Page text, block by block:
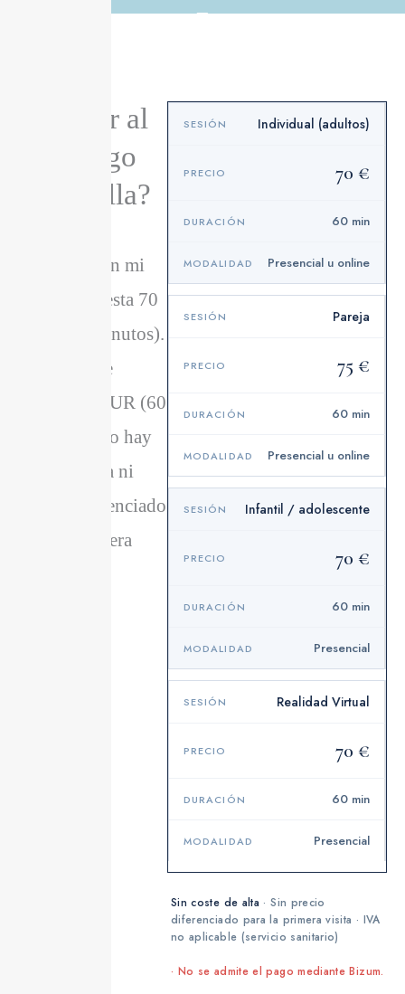
cuesta ir al
psicólogo
en Sevilla?
individual en mi
consulta cuesta 70
EUR (60 minutos).
La sesión de
pareja, 75 EUR (60
minutos). No hay
cuota de alta ni
precio diferenciado
para la primera
Individual (adultos)
70 €
60 min
Presencial u online
Pareja
75 €
60 min
Presencial u online
Infantil / adolescente
70 €
60 min
Presencial
Realidad Virtual
70 €
60 min
Presencial
Sin coste de alta · Sin precio
diferenciado para la primera visita · IVA
no aplicable (servicio sanitario)
· No se admite el pago mediante Bizum.